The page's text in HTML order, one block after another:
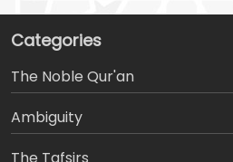
Categories
The Noble Qur'an
Ambiguity
The Tafsirs